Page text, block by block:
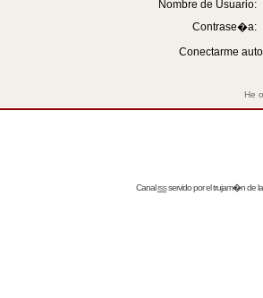
Nombre de Usuario:
Contrase�a:
Conectarme
He
Canalrssservido por eltrujam�nde